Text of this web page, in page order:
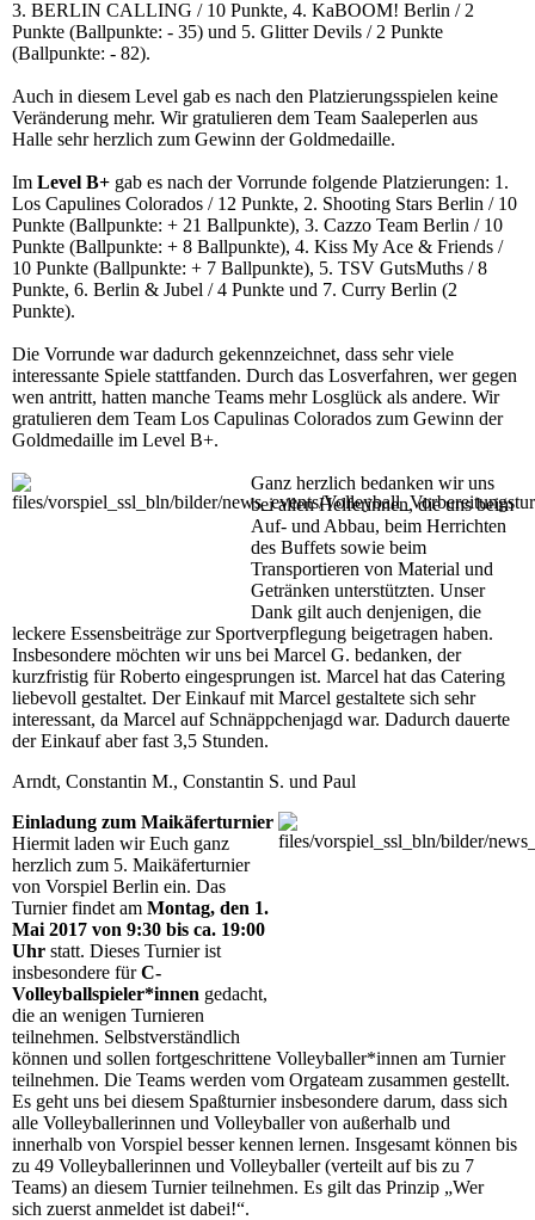
3. BERLIN CALLING / 10 Punkte, 4. KaBOOM! Berlin / 2
Punkte (Ballpunkte: - 35) und 5. Glitter Devils / 2 Punkte
(Ballpunkte: - 82).
Auch in diesem Level gab es nach den Platzierungsspielen keine
Veränderung mehr. Wir gratulieren dem Team Saaleperlen aus
Halle sehr herzlich zum Gewinn der Goldmedaille.
Im Level B+ gab es nach der Vorrunde folgende Platzierungen: 1.
Los Capulines Colorados / 12 Punkte, 2. Shooting Stars Berlin / 10
Punkte (Ballpunkte: + 21 Ballpunkte), 3. Cazzo Team Berlin / 10
Punkte (Ballpunkte: + 8 Ballpunkte), 4. Kiss My Ace & Friends /
10 Punkte (Ballpunkte: + 7 Ballpunkte), 5. TSV GutsMuths / 8
Punkte, 6. Berlin & Jubel / 4 Punkte und 7. Curry Berlin (2
Punkte).
Die Vorrunde war dadurch gekennzeichnet, dass sehr viele
interessante Spiele stattfanden. Durch das Losverfahren, wer gegen
wen antritt, hatten manche Teams mehr Losglück als andere. Wir
gratulieren dem Team Los Capulinas Colorados zum Gewinn der
Goldmedaille im Level B+.
Ganz herzlich bedanken wir uns
bei allen Helferinnen, die uns beim
Auf- und Abbau, beim Herrichten
des Buffets sowie beim
Transportieren von Material und
Getränken unterstützten. Unser
Dank gilt auch denjenigen, die
leckere Essensbeiträge zur Sportverpflegung beigetragen haben.
Insbesondere möchten wir uns bei Marcel G. bedanken, der
kurzfristig für Roberto eingesprungen ist. Marcel hat das Catering
liebevoll gestaltet. Der Einkauf mit Marcel gestaltete sich sehr
interessant, da Marcel auf Schnäppchenjagd war. Dadurch dauerte
der Einkauf aber fast 3,5 Stunden.
Arndt, Constantin M., Constantin S. und Paul
Einladung zum Maikäferturnier
Hiermit laden wir Euch ganz
herzlich zum 5. Maikäferturnier
von Vorspiel Berlin ein. Das
Turnier findet am Montag, den 1.
Mai 2017 von 9:30 bis ca. 19:00
Uhr statt. Dieses Turnier ist
insbesondere fürC-
Volleyballspieler*innen gedacht,
die an wenigen Turnieren
teilnehmen. Selbstverständlich
können und sollen fortgeschrittene Volleyballer*innen am Turnier
teilnehmen. Die Teams werden vom Orgateam zusammen gestellt.
Es geht uns bei diesem Spaßturnier insbesondere darum, dass sich
alle Volleyballerinnen und Volleyballer von außerhalb und
innerhalb von Vorspiel besser kennen lernen. Insgesamt können bis
zu 49 Volleyballerinnen und Volleyballer (verteilt auf bis zu 7
Teams) an diesem Turnier teilnehmen. Es gilt das Prinzip „Wer
sich zuerst anmeldet ist dabei!“.